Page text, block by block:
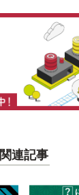
関連記事